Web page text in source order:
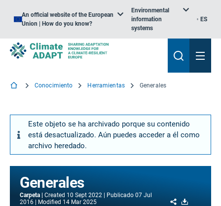
An official website of the European
Union | How do you know?
Environmental
information
systems
ES
Conocimiento Herramientas Generales
Este objeto se ha archivado porque su contenido
está desactualizado. Aún puedes acceder a él como
archivo heredado.
Generales
Carpeta Created 10 Sept 2022 Publicado 07 Jul
2016
Modified 14 Mar 2025 Share